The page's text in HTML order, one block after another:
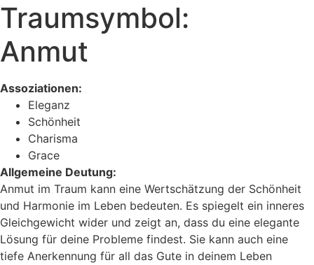
Traumsymbol:
Anmut
Assoziationen:
Eleganz
Schönheit
Charisma
Grace
Allgemeine Deutung:
Anmut im Traum kann eine Wertschätzung der Schönheit
und Harmonie im Leben bedeuten. Es spiegelt ein inneres
Gleichgewicht wider und zeigt an, dass du eine elegante
Lösung für deine Probleme findest. Sie kann auch eine
tiefe Anerkennung für all das Gute in deinem Leben